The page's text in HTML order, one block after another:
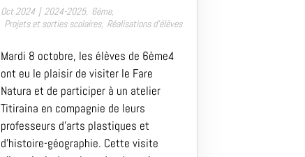
Oct 2024 | 2024-2025, 6ème,
Projets et sorties scolaires, Réalisations d’élèves
Mardi 8 octobre, les élèves de 6ème4
ont eu le plaisir de visiter le Fare
Natura et de participer à un atelier
Titiraina en compagnie de leurs
professeurs d’arts plastiques et
d’histoire-géographie. Cette visite